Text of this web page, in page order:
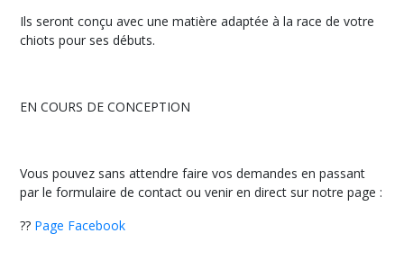
Ils seront conçu avec une matière adaptée à la race de votre
chiots pour ses débuts.
EN COURS DE CONCEPTION
Vous pouvez sans attendre faire vos demandes en passant
par le formulaire de contact ou venir en direct sur notre page :
?? Page Facebook
(3)
Extra-
Couvertures
(5)